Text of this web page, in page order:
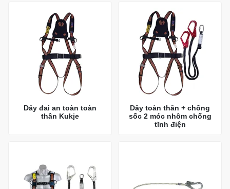
Dây đai an toàn toàn
thân Kukje
Dây toàn thân + chống
sốc 2 móc nhôm chống
tĩnh điện